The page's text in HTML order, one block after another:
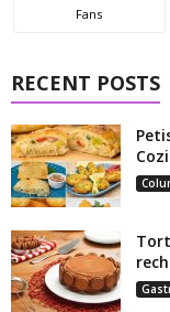
Fans
RECENT POSTS